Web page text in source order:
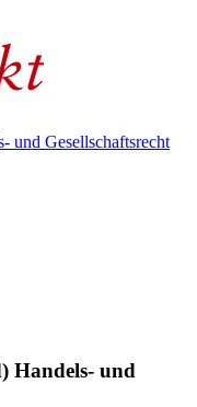
und Gesellschaftsrecht
Handels- und